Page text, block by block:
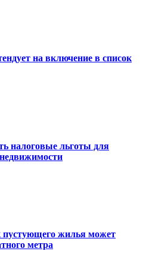
на включение в список
налоговые льготы для
жилья может
метра